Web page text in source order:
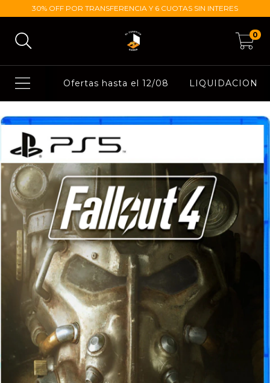
30% OFF POR TRANSFERENCIA Y 6 CUOTAS SIN INTERES
0
Ofertas hasta el 12/08 LIQUIDACION